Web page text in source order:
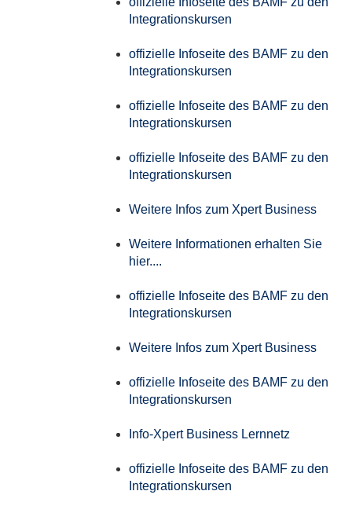
Integrationskursen
offizielle Infoseite des BAMF zu den
Integrationskursen
offizielle Infoseite des BAMF zu den
Integrationskursen
offizielle Infoseite des BAMF zu den
Integrationskursen
Weitere Infos zum Xpert Business
Weitere Informationen erhalten Sie
hier....
offizielle Infoseite des BAMF zu den
Integrationskursen
Weitere Infos zum Xpert Business
offizielle Infoseite des BAMF zu den
Integrationskursen
Info-Xpert Business Lernnetz
offizielle Infoseite des BAMF zu den
Integrationskursen